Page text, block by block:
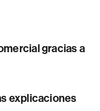
gracias a
explicaciones